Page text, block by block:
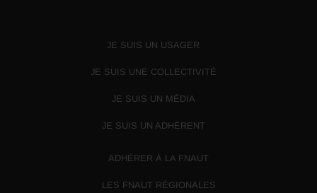
JE SUIS UN USAGER
JE SUIS UNE COLLECTIVITÉ
JE SUIS UN MÉDIA
JE SUIS UN ADHÉRENT
ADHÉRER À LA FNAUT
LES FNAUT RÉGIONALES